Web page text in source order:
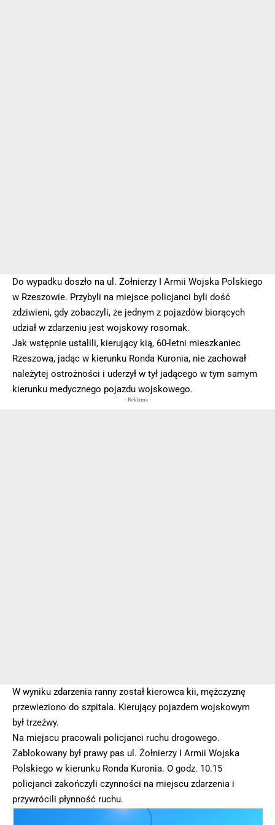
Do wypadku doszło na ul. Żołnierzy I Armii Wojska Polskiego
w Rzeszowie. Przybyli na miejsce policjanci byli dość
zdziwieni, gdy zobaczyli, że jednym z pojazdów biorących
udział w zdarzeniu jest wojskowy rosomak.
Jak wstępnie ustalili, kierujący kią, 60-letni mieszkaniec
Rzeszowa, jadąc w kierunku Ronda Kuronia, nie zachował
należytej ostrożności i uderzył w tył jadącego w tym samym
kierunku medycznego pojazdu wojskowego.
- Reklama -
W wyniku zdarzenia ranny został kierowca kii, mężczyznę
przewieziono do szpitala. Kierujący pojazdem wojskowym
był trzeźwy.
Na miejscu pracowali policjanci ruchu drogowego.
Zablokowany był prawy pas ul. Żołnierzy I Armii Wojska
Polskiego w kierunku Ronda Kuronia. O godz. 10.15
policjanci zakończyli czynności na miejscu zdarzenia i
przywrócili płynność ruchu.